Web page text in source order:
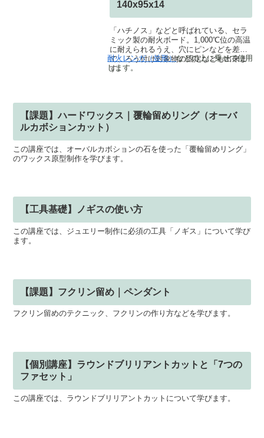
140x95x14
「ハチノス」などと呼ばれている、セラ
ミック製の耐火ボード。1,000℃位の高温
に耐えられるうえ、穴にピンなどを差し
て、ろう付け対象物の固定なども出来ま
す。
耐火レンガ（並形）などの上に乗せて使用
します。
【課題】ハードワックス｜覆輪留めリング（オーバ
ルカボションカット）
この講座では、オーバルカボションの石を使った「覆輪留めリング」
のワックス原型制作を学びます。
【工具基礎】ノギスの使い方
この講座では、ジュエリー制作に必須の工具「ノギス」について学び
ます。
【課題】フクリン留め｜ペンダント
フクリン留めのテクニック、フクリンの作り方などを学びます。
【個別講座】ラウンドブリリアントカットと「7つの
ファセット」
この講座では、ラウンドブリリアントカットについて学びます。